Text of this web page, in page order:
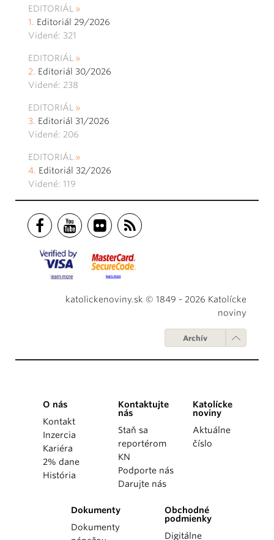
EDITORIÁL
Editoriál 29/2026
Videné: 321
EDITORIÁL
Editoriál 30/2026
Videné: 238
EDITORIÁL
Editoriál 31/2026
Videné: 206
EDITORIÁL
Editoriál 32/2026
Videné: 119
katolickenoviny.sk © 1849 - 2026 Katolícke
noviny
Archív
O nás
Kontakt
Inzercia
Kariéra
2% dane
História
Kontaktujte
nás
Staň sa
reportérom
KN
Podporte nás
Darujte nás
Katolícke
noviny
Aktuálne
číslo
Dokumenty
Dokumenty
Obchodné
podmienky
Digitálne